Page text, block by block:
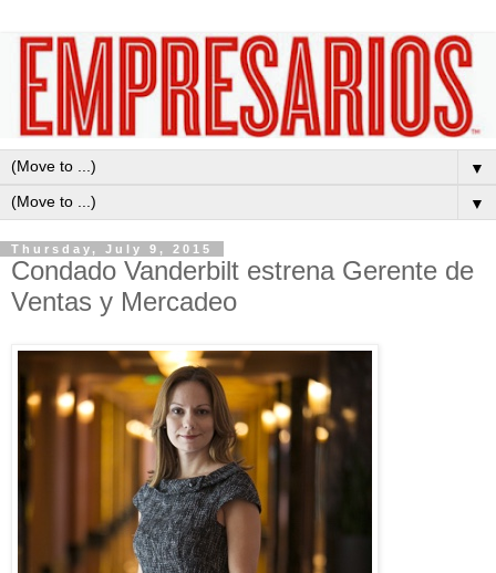
▼
▼
Thursday, July 9, 2015
Condado Vanderbilt estrena Gerente de
Ventas y Mercadeo